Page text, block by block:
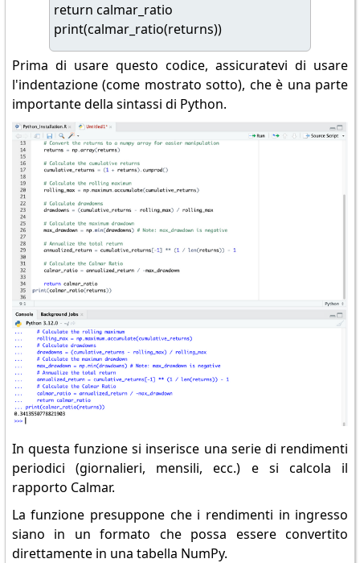
return calmar_ratio
print(calmar_ratio(returns))
Prima di usare questo codice, assicuratevi di usare
l'indentazione (come mostrato sotto), che è una parte
importante della sintassi di Python.
In questa funzione si inserisce una serie di rendimenti
periodici (giornalieri, mensili, ecc.) e si calcola il
rapporto Calmar.
La funzione presuppone che i rendimenti in ingresso
siano in un formato che possa essere convertito
direttamente in una tabella NumPy.